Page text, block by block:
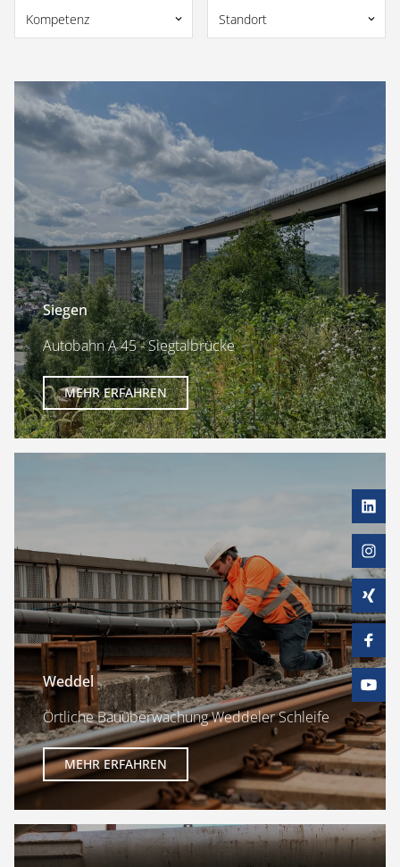
Kompetenz keyboard_arrow_down Standort keyboard_arrow_down
Siegen
Autobahn A 45 - Siegtalbrücke
MEHR ERFAHREN
Weddel
Örtliche Bauüberwachung Weddeler Schleife
MEHR ERFAHREN